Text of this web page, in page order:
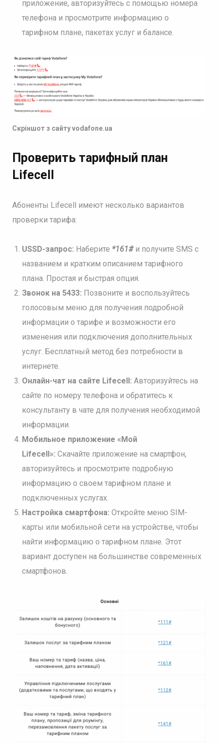
приложение, авторизуйтесь с помощью номера
телефона и просмотрите информацию о
тарифном плане, пакетах услуг и балансе.
Скріншот з сайту vodafone.ua
Проверить тарифный план
Lifecell
Абоненты Lifecell имеют несколько вариантов
проверки тарифа:
USSD-запрос: Наберите *161#и получите SMS с
названием и кратким описанием тарифного
плана. Простая и быстрая опция.
Звонок на 5433: Позвоните и воспользуйтесь
голосовым меню для получения подробной
информации о тарифе и возможности его
изменения или подключения дополнительных
услуг. Бесплатный метод без потребности в
интернете.
Онлайн-чат на сайте Lifecell: Авторизуйтесь на
сайте по номеру телефона и обратитесь к
консультанту в чате для получения необходимой
информации.
Мобильное приложение «Мой
Lifecell»: Скачайте приложение на смартфон,
авторизуйтесь и просмотрите подробную
информацию о своем тарифном плане и
подключенных услугах.
Настройка смартфона: Откройте меню SIM-
карты или мобильной сети на устройстве, чтобы
найти информацию о тарифном плане. Этот
вариант доступен на большинстве современных
смартфонов.